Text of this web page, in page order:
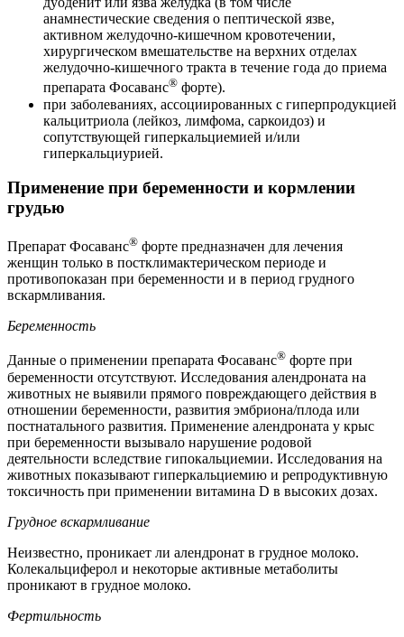
анамнестические сведения о пептической язве,
активном желудочно-кишечном кровотечении,
хирургическом вмешательстве на верхних отделах
желудочно-кишечного тракта в течение года до приема
препарата Фосаванс® форте).
при заболеваниях, ассоциированных с гиперпродукцией
кальцитриола (лейкоз, лимфома, саркоидоз) и
сопутствующей гиперкальциемией и/или
гиперкальциурией.
Применение при беременности и кормлении
грудью
Препарат Фосаванс® форте предназначен для лечения
женщин только в постклимактерическом периоде и
противопоказан при беременности и в период грудного
вскармливания.
Беременность
Данные о применении препарата Фосаванс® форте при
беременности отсутствуют. Исследования алендроната на
животных не выявили прямого повреждающего действия в
отношении беременности, развития эмбриона/плода или
постнатального развития. Применение алендроната у крыс
при беременности вызывало нарушение родовой
деятельности вследствие гипокальциемии. Исследования на
животных показывают гиперкальциемию и репродуктивную
токсичность при применении витамина D в высоких дозах.
Грудное вскармливание
Неизвестно, проникает ли алендронат в грудное молоко.
Колекальциферол и некоторые активные метаболиты
проникают в грудное молоко.
Фертильность